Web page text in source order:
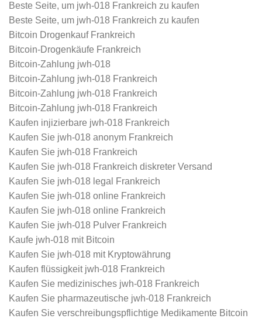
Beste Seite, um jwh-018 Frankreich zu kaufen
Beste Seite, um jwh-018 Frankreich zu kaufen
Bitcoin Drogenkauf Frankreich
Bitcoin-Drogenkäufe Frankreich
Bitcoin-Zahlung jwh-018
Bitcoin-Zahlung jwh-018 Frankreich
Bitcoin-Zahlung jwh-018 Frankreich
Bitcoin-Zahlung jwh-018 Frankreich
Kaufen injizierbare jwh-018 Frankreich
Kaufen Sie jwh-018 anonym Frankreich
Kaufen Sie jwh-018 Frankreich
Kaufen Sie jwh-018 Frankreich diskreter Versand
Kaufen Sie jwh-018 legal Frankreich
Kaufen Sie jwh-018 online Frankreich
Kaufen Sie jwh-018 online Frankreich
Kaufen Sie jwh-018 Pulver Frankreich
Kaufe jwh-018 mit Bitcoin
Kaufen Sie jwh-018 mit Kryptowährung
Kaufen flüssigkeit jwh-018 Frankreich
Kaufen Sie medizinisches jwh-018 Frankreich
Kaufen Sie pharmazeutische jwh-018 Frankreich
Kaufen Sie verschreibungspflichtige Medikamente Bitcoin